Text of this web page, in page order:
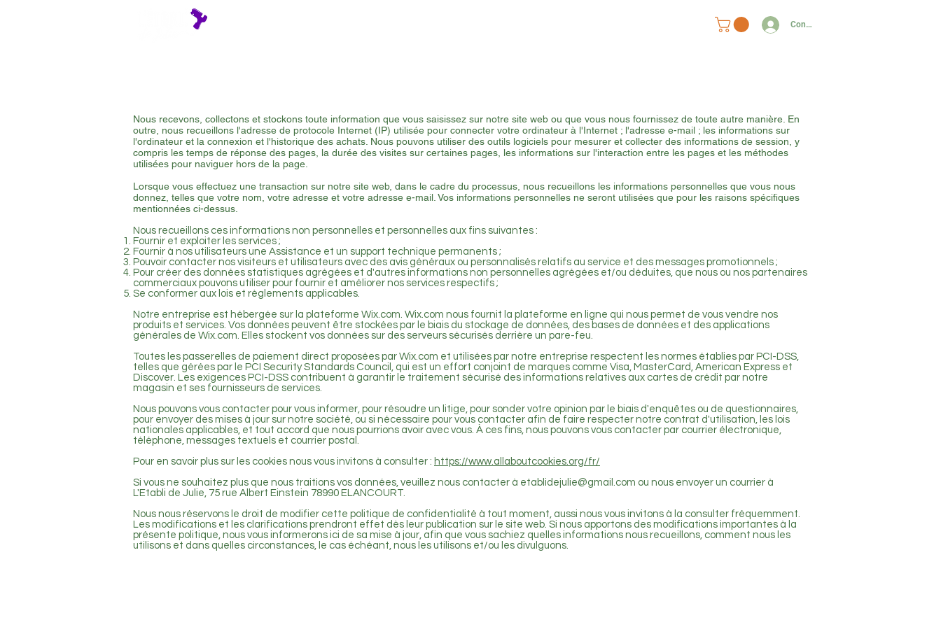
Connexion
Nous recevons, collectons et stockons toute information que vous saisissez sur notre site web ou que vous nous fournissez de toute autre manière. En
outre, nous recueillons l'adresse de protocole Internet (IP) utilisée pour connecter votre ordinateur à l'Internet ; l'adresse e-mail ; les informations sur
l'ordinateur et la connexion et l'historique des achats. Nous pouvons utiliser des outils logiciels pour mesurer et collecter des informations de session, y
compris les temps de réponse des pages, la durée des visites sur certaines pages, les informations sur l'interaction entre les pages et les méthodes
utilisées pour naviguer hors de la page.
Lorsque vous effectuez une transaction sur notre site web, dans le cadre du processus, nous recueillons les informations personnelles que vous nous
donnez, telles que votre nom, votre adresse et votre adresse e-mail. Vos informations personnelles ne seront utilisées que pour les raisons spécifiques
mentionnées ci-dessus.
Nous recueillons ces informations non personnelles et personnelles aux fins suivantes :
Fournir et exploiter les services ;
Fournir à nos utilisateurs une Assistance et un support technique permanents ;
Pouvoir contacter nos visiteurs et utilisateurs avec des avis généraux ou personnalisés relatifs au service et des messages promotionnels ;
Pour créer des données statistiques agrégées et d'autres informations non personnelles agrégées et/ou déduites, que nous ou nos partenaires
commerciaux pouvons utiliser pour fournir et améliorer nos services respectifs ;
Se conformer aux lois et règlements applicables.
Notre entreprise est hébergée sur la plateforme Wix.com. Wix.com nous fournit la plateforme en ligne qui nous permet de vous vendre nos
produits et services. Vos données peuvent être stockées par le biais du stockage de données, des bases de données et des applications
générales de Wix.com. Elles stockent vos données sur des serveurs sécurisés derrière un pare-feu.
Toutes les passerelles de paiement direct proposées par Wix.com et utilisées par notre entreprise respectent les normes établies par PCI-DSS,
telles que gérées par le PCI Security Standards Council, qui est un effort conjoint de marques comme Visa, MasterCard, American Express et
Discover. Les exigences PCI-DSS contribuent à garantir le traitement sécurisé des informations relatives aux cartes de crédit par notre
magasin et ses fournisseurs de services.
Nous pouvons vous contacter pour vous informer, pour résoudre un litige, pour sonder votre opinion par le biais d'enquêtes ou de questionnaires,
pour envoyer des mises à jour sur notre société, ou si nécessaire pour vous contacter afin de faire respecter notre contrat d'utilisation, les lois
nationales applicables, et tout accord que nous pourrions avoir avec vous. À ces fins, nous pouvons vous contacter par courrier électronique,
téléphone, messages textuels et courrier postal.
Pour en savoir plus sur les cookies nous vous invitons à consulter : https://www.allaboutcookies.org/fr/
Si vous ne souhaitez plus que nous traitions vos données, veuillez nous contacter à etablidejulie@gmail.com ou nous envoyer un courrier à
L'Etabli de Julie, 75 rue Albert Einstein 78990 ELANCOURT.
Nous nous réservons le droit de modifier cette politique de confidentialité à tout moment, aussi nous vous invitons à la consulter fréquemment.
Les modifications et les clarifications prendront effet dès leur publication sur le site web. Si nous apportons des modifications importantes à la
présente politique, nous vous informerons ici de sa mise à jour, afin que vous sachiez quelles informations nous recueillons, comment nous les
utilisons et dans quelles circonstances, le cas échéant, nous les utilisons et/ou les divulguons.